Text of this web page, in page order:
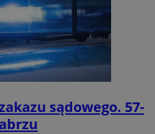
sądowego. 57-